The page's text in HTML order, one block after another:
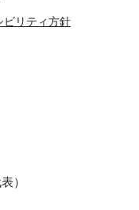
ビリティ方針
）